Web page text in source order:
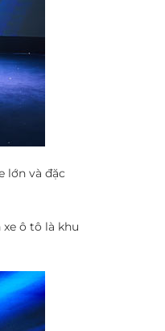
lớn và đặc
ô tô là khu